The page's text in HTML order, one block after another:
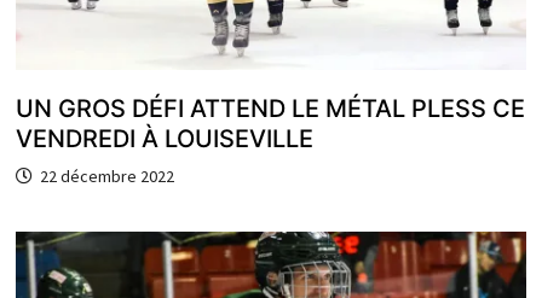
UN GROS DÉFI ATTEND LE MÉTAL PLESS CE
VENDREDI À LOUISEVILLE
22 décembre 2022